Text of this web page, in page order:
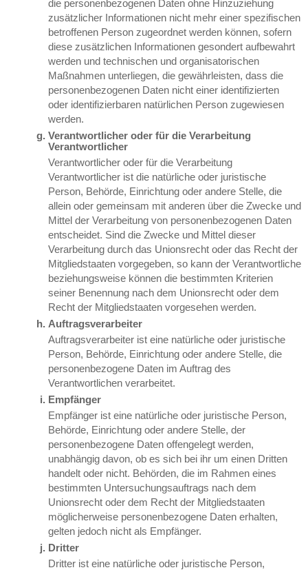
die personenbezogenen Daten ohne Hinzuziehung
zusätzlicher Informationen nicht mehr einer spezifischen
betroffenen Person zugeordnet werden können, sofern
diese zusätzlichen Informationen gesondert aufbewahrt
werden und technischen und organisatorischen
Maßnahmen unterliegen, die gewährleisten, dass die
personenbezogenen Daten nicht einer identifizierten
oder identifizierbaren natürlichen Person zugewiesen
werden.
Verantwortlicher oder für die Verarbeitung
Verantwortlicher
Verantwortlicher oder für die Verarbeitung
Verantwortlicher ist die natürliche oder juristische
Person, Behörde, Einrichtung oder andere Stelle, die
allein oder gemeinsam mit anderen über die Zwecke und
Mittel der Verarbeitung von personenbezogenen Daten
entscheidet. Sind die Zwecke und Mittel dieser
Verarbeitung durch das Unionsrecht oder das Recht der
Mitgliedstaaten vorgegeben, so kann der Verantwortliche
beziehungsweise können die bestimmten Kriterien
seiner Benennung nach dem Unionsrecht oder dem
Recht der Mitgliedstaaten vorgesehen werden.
Auftragsverarbeiter
Auftragsverarbeiter ist eine natürliche oder juristische
Person, Behörde, Einrichtung oder andere Stelle, die
personenbezogene Daten im Auftrag des
Verantwortlichen verarbeitet.
Empfänger
Empfänger ist eine natürliche oder juristische Person,
Behörde, Einrichtung oder andere Stelle, der
personenbezogene Daten offengelegt werden,
unabhängig davon, ob es sich bei ihr um einen Dritten
handelt oder nicht. Behörden, die im Rahmen eines
bestimmten Untersuchungsauftrags nach dem
Unionsrecht oder dem Recht der Mitgliedstaaten
möglicherweise personenbezogene Daten erhalten,
gelten jedoch nicht als Empfänger.
Dritter
Dritter ist eine natürliche oder juristische Person,